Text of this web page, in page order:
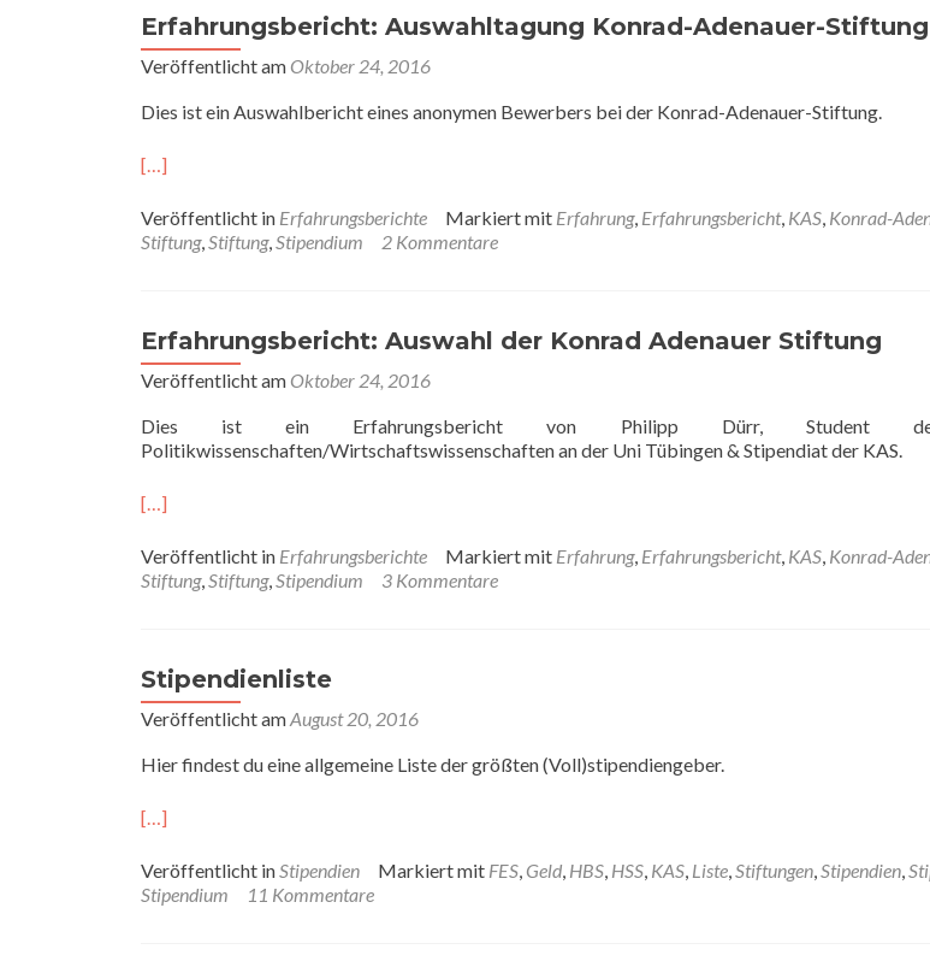
Erfahrungsbericht: Auswahltagung Konrad-Adenauer-Stiftung
Veröffentlicht am Oktober 24, 2016
Dies ist ein Auswahlbericht eines anonymen Bewerbers bei der Konrad-Adenauer-Stiftung.
[…]
Veröffentlicht in Erfahrungsberichte Markiert mit Erfahrung, Erfahrungsbericht, KAS, Konrad-
Stiftung,Stiftung,Stipendium 2 Kommentare
Erfahrungsbericht: Auswahl der Konrad Adenauer Stiftung
Veröffentlicht am Oktober 24, 2016
Dies ist ein Erfahrungsbericht von Philipp Dürr, Student
Politikwissenschaften/Wirtschaftswissenschaften an der Uni Tübingen & Stipendiat der KAS.
[…]
Veröffentlicht in Erfahrungsberichte Markiert mit Erfahrung, Erfahrungsbericht, KAS, Konrad-
Stiftung,Stiftung,Stipendium 3 Kommentare
Stipendienliste
Veröffentlicht amAugust 20, 2016
Hier findest du eine allgemeine Liste der größten (Voll)stipendiengeber.
[…]
Veröffentlicht inStipendien Markiert mit FES, Geld, HBS, HSS, KAS, Liste,Stiftungen,Stipendien,
Stipendium
11 Kommentare